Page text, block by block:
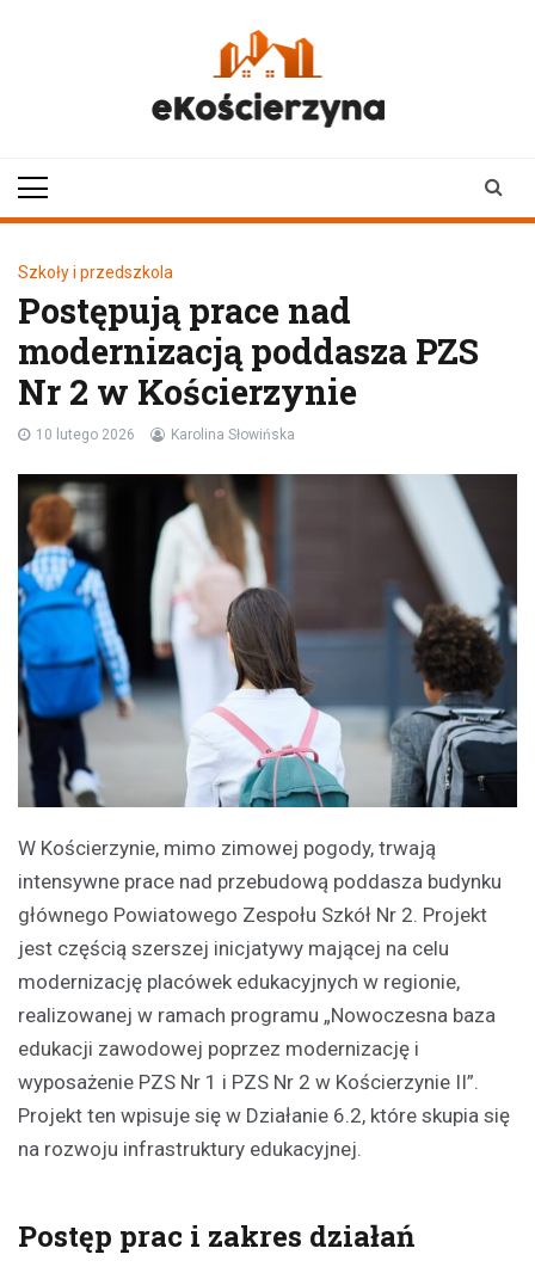
Szkoły i przedszkola
Postępują prace nad
modernizacją poddasza PZS
Nr 2 w Kościerzynie
10 lutego 2026 Karolina Słowińska
W Kościerzynie, mimo zimowej pogody, trwają
intensywne prace nad przebudową poddasza budynku
głównego Powiatowego Zespołu Szkół Nr 2. Projekt
jest częścią szerszej inicjatywy mającej na celu
modernizację placówek edukacyjnych w regionie,
realizowanej w ramach programu „Nowoczesna baza
edukacji zawodowej poprzez modernizację i
wyposażenie PZS Nr 1 i PZS Nr 2 w Kościerzynie II”.
Projekt ten wpisuje się w Działanie 6.2, które skupia się
na rozwoju infrastruktury edukacyjnej.
Postęp prac i zakres działań